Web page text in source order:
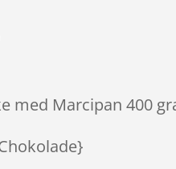
med Marcipan 400